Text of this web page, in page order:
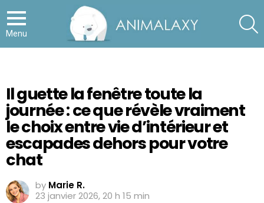
Menu
Il guette la fenêtre toute la
journée : ce que révèle vraiment
le choix entre vie d’intérieur et
escapades dehors pour votre
chat
by Marie R.
23 janvier 2026, 20 h 15 min